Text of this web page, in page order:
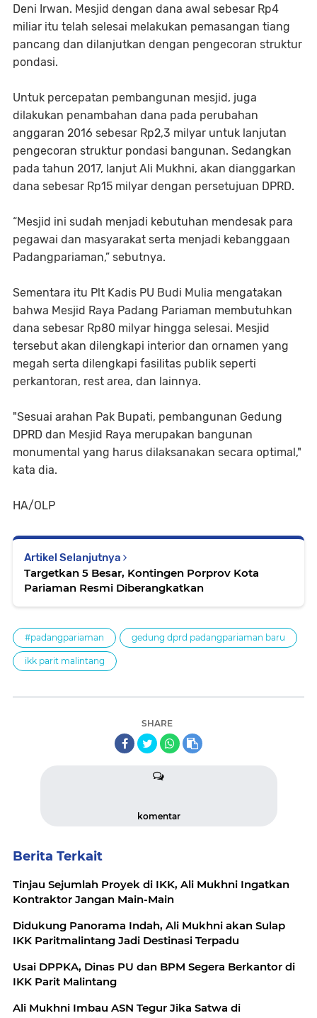
Deni Irwan. Mesjid dengan dana awal sebesar Rp4
miliar itu telah selesai melakukan pemasangan tiang
pancang dan dilanjutkan dengan pengecoran struktur
pondasi.
Untuk percepatan pembangunan mesjid, juga
dilakukan penambahan dana pada perubahan
anggaran 2016 sebesar Rp2,3 milyar untuk lanjutan
pengecoran struktur pondasi bangunan. Sedangkan
pada tahun 2017, lanjut Ali Mukhni, akan dianggarkan
dana sebesar Rp15 milyar dengan persetujuan DPRD.
“Mesjid ini sudah menjadi kebutuhan mendesak para
pegawai dan masyarakat serta menjadi kebanggaan
Padangpariaman,” sebutnya.
Sementara itu Plt Kadis PU Budi Mulia mengatakan
bahwa Mesjid Raya Padang Pariaman membutuhkan
dana sebesar Rp80 milyar hingga selesai. Mesjid
tersebut akan dilengkapi interior dan ornamen yang
megah serta dilengkapi fasilitas publik seperti
perkantoran, rest area, dan lainnya.
"Sesuai arahan Pak Bupati, pembangunan Gedung
DPRD dan Mesjid Raya merupakan bangunan
monumental yang harus dilaksanakan secara optimal,"
kata dia.
HA/OLP
Artikel Selanjutnya
Targetkan 5 Besar, Kontingen Porprov Kota
Pariaman Resmi Diberangkatkan
#padangpariaman gedung dprd padangpariaman baru
ikk parit malintang
SHARE
komentar
Berita Terkait
Tinjau Sejumlah Proyek di IKK, Ali Mukhni Ingatkan
Kontraktor Jangan Main-Main
Didukung Panorama Indah, Ali Mukhni akan Sulap
IKK Paritmalintang Jadi Destinasi Terpadu
Usai DPPKA, Dinas PU dan BPM Segera Berkantor di
IKK Parit Malintang
Ali Mukhni Imbau ASN Tegur Jika Satwa di